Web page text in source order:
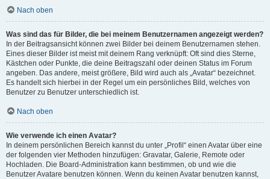
Nach oben
Was sind das für Bilder, die bei meinem Benutzernamen angezeigt werden?
In der Beitragsansicht können zwei Bilder bei deinem Benutzernamen stehen.
Eines dieser Bilder ist meist mit deinem Rang verknüpft: Oft sind dies Sterne,
Kästchen oder Punkte, die deine Beitragszahl oder deinen Status im Forum
angeben. Das andere, meist größere, Bild wird auch als „Avatar“ bezeichnet.
Es handelt sich hierbei in der Regel um ein persönliches Bild, welches von
Benutzer zu Benutzer unterschiedlich ist.
Nach oben
Wie verwende ich einen Avatar?
In deinem persönlichen Bereich kannst du unter „Profil“ einen Avatar über eine
der folgenden vier Methoden hinzufügen: Gravatar, Galerie, Remote oder
Hochladen. Die Board-Administration kann bestimmen, ob und wie die
Benutzer Avatare benutzen können. Wenn du keinen Avatar benutzen kannst,